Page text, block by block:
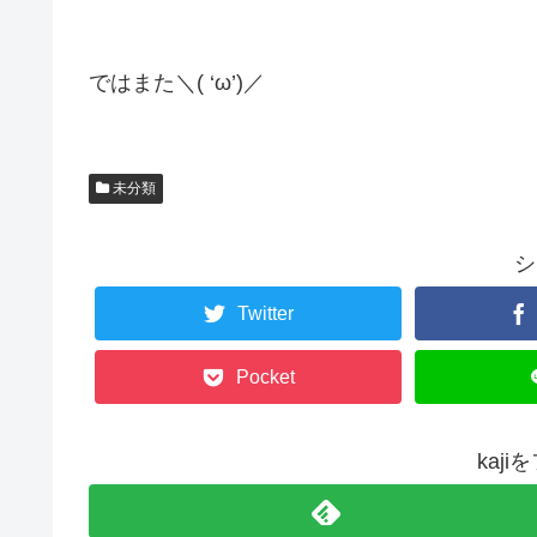
ではまた＼( ‘ω’)／
未分類
Twitter
Pocket
kaji